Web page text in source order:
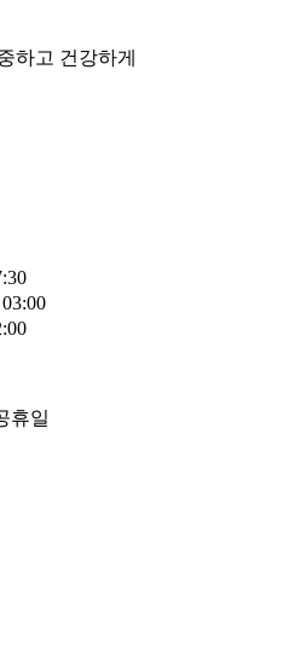
하고 건강하게
휴일